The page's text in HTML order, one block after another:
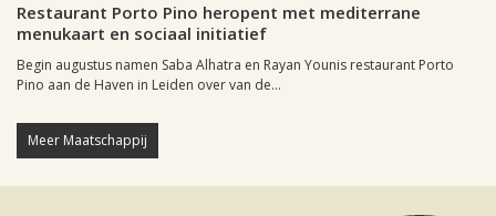
Restaurant Porto Pino heropent met mediterrane
menukaart en sociaal initiatief
Begin augustus namen Saba Alhatra en Rayan Younis restaurant Porto
Pino aan de Haven in Leiden over van de...
Meer Maatschappij